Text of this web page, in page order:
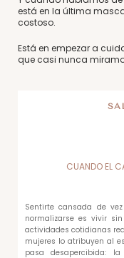
está en la última
costoso.
Está en empezar a
que casi nunca
CUANDO EL
Sentirte cansada de
normalizarse es vivir
actividades cotidianas
mujeres lo atribuyen al
pasa desapercibida: